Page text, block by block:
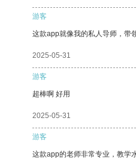
游客
这款app就像我的私人导师，带
2025-05-31
游客
超棒啊 好用
2025-05-31
游客
这款app的老师非常专业，教学